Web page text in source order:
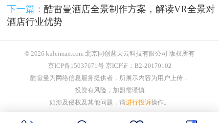
下一篇： 酷雷曼酒店全景制作方案，解读VR全景对
酒店行业优势
© 2026 kuleiman.com 北京同创蓝天云科技有限公司 版权所有
京ICP备15037671号 京ICP证：B2-20170102
酷雷曼为网络信息服务提供者，所展示内容为用户上传，
投资有风险，加盟需谨慎
如涉及侵权及其他问题，请进行投诉操作。